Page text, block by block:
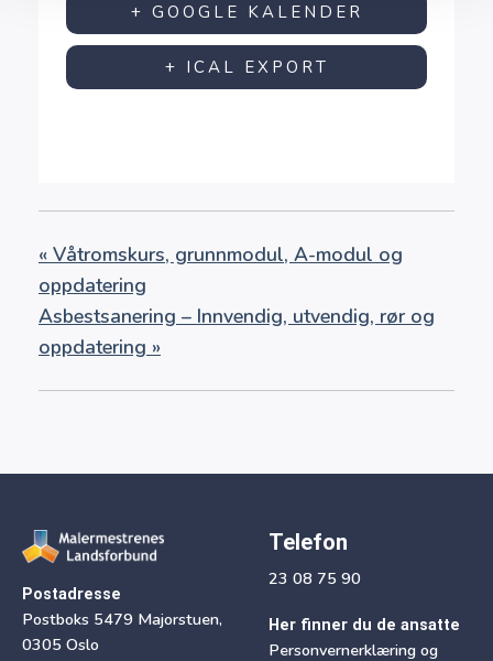
+ GOOGLE KALENDER
+ ICAL EXPORT
« Våtromskurs, grunnmodul, A-modul og
oppdatering
Asbestsanering – Innvendig, utvendig, rør og
oppdatering »
Postadresse
Postboks 5479 Majorstuen,
0305 Oslo
Telefon
23 08 75 90
Her finner du de ansatte
Personvernerklæring og